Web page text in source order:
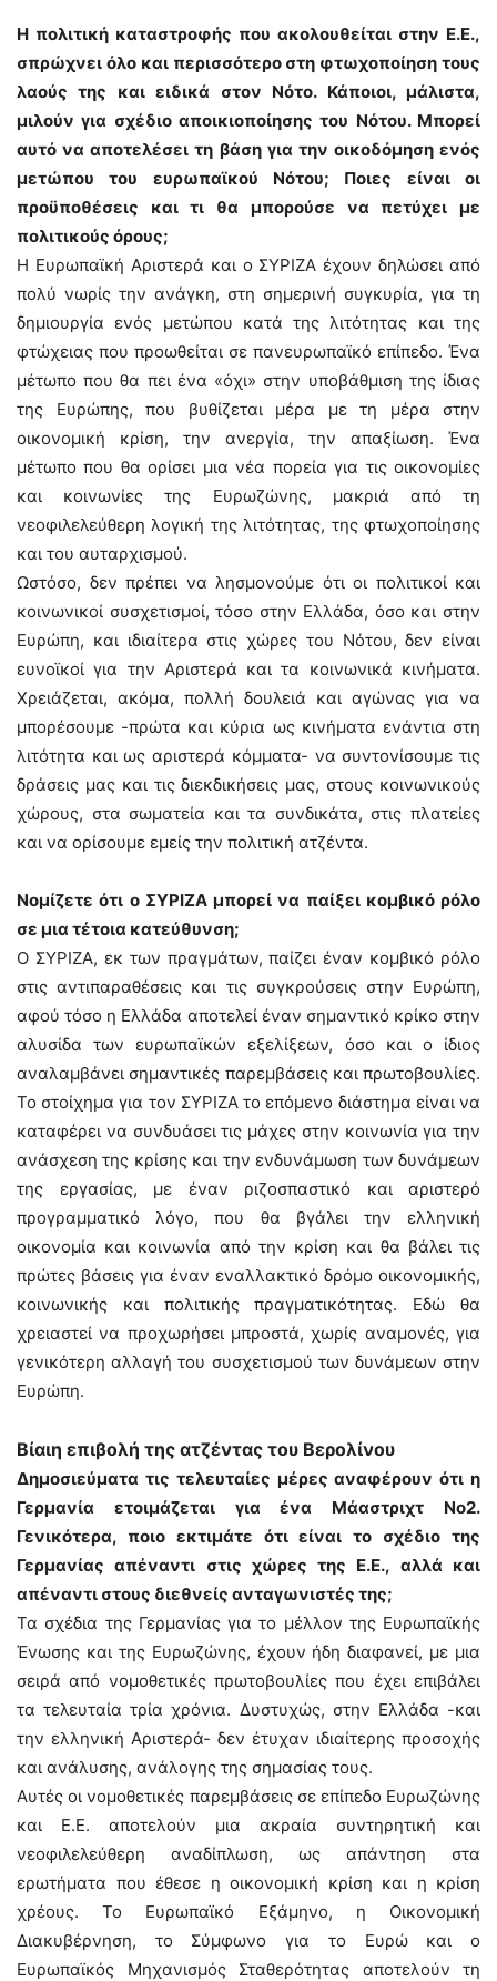
Η πολιτική καταστροφής που ακολουθείται στην Ε.Ε.,
σπρώχνει όλο και περισσότερο στη φτωχοποίηση τους
λαούς της και ειδικά στον Νότο. Κάποιοι, μάλιστα,
μιλούν για σχέδιο αποικιοποίησης του Νότου. Μπορεί
αυτό να αποτελέσει τη βάση για την οικοδόμηση ενός
μετώπου του ευρωπαϊκού Νότου; Ποιες είναι οι
προϋποθέσεις και τι θα μπορούσε να πετύχει με
πολιτικούς όρους;
Η Ευρωπαϊκή Αριστερά και ο ΣΥΡΙΖΑ έχουν δηλώσει από
πολύ νωρίς την ανάγκη, στη σημερινή συγκυρία, για τη
δημιουργία ενός μετώπου κατά της λιτότητας και της
φτώχειας που προωθείται σε πανευρωπαϊκό επίπεδο. Ένα
μέτωπο που θα πει ένα «όχι» στην υποβάθμιση της ίδιας
της Ευρώπης, που βυθίζεται μέρα με τη μέρα στην
οικονομική κρίση, την ανεργία, την απαξίωση. Ένα
μέτωπο που θα ορίσει μια νέα πορεία για τις οικονομίες
και κοινωνίες της Ευρωζώνης, μακριά από τη
νεοφιλελεύθερη λογική της λιτότητας, της φτωχοποίησης
και του αυταρχισμού.
Ωστόσο, δεν πρέπει να λησμονούμε ότι οι πολιτικοί και
κοινωνικοί συσχετισμοί, τόσο στην Ελλάδα, όσο και στην
Ευρώπη, και ιδιαίτερα στις χώρες του Νότου, δεν είναι
ευνοϊκοί για την Αριστερά και τα κοινωνικά κινήματα.
Χρειάζεται, ακόμα, πολλή δουλειά και αγώνας για να
μπορέσουμε -πρώτα και κύρια ως κινήματα ενάντια στη
λιτότητα και ως αριστερά κόμματα- να συντονίσουμε τις
δράσεις μας και τις διεκδικήσεις μας, στους κοινωνικούς
χώρους, στα σωματεία και τα συνδικάτα, στις πλατείες
και να ορίσουμε εμείς την πολιτική ατζέντα.
Νομίζετε ότι ο ΣΥΡΙΖΑ μπορεί να παίξει κομβικό ρόλο
σε μια τέτοια κατεύθυνση;
Ο ΣΥΡΙΖΑ, εκ των πραγμάτων, παίζει έναν κομβικό ρόλο
στις αντιπαραθέσεις και τις συγκρούσεις στην Ευρώπη,
αφού τόσο η Ελλάδα αποτελεί έναν σημαντικό κρίκο στην
αλυσίδα των ευρωπαϊκών εξελίξεων, όσο και ο ίδιος
αναλαμβάνει σημαντικές παρεμβάσεις και πρωτοβουλίες.
Το στοίχημα για τον ΣΥΡΙΖΑ το επόμενο διάστημα είναι να
καταφέρει να συνδυάσει τις μάχες στην κοινωνία για την
ανάσχεση της κρίσης και την ενδυνάμωση των δυνάμεων
της εργασίας, με έναν ριζοσπαστικό και αριστερό
προγραμματικό λόγο, που θα βγάλει την ελληνική
οικονομία και κοινωνία από την κρίση και θα βάλει τις
πρώτες βάσεις για έναν εναλλακτικό δρόμο οικονομικής,
κοινωνικής και πολιτικής πραγματικότητας. Εδώ θα
χρειαστεί να προχωρήσει μπροστά, χωρίς αναμονές, για
γενικότερη αλλαγή του συσχετισμού των δυνάμεων στην
Ευρώπη.
Βίαιη επιβολή της ατζέντας του Βερολίνου
Δημοσιεύματα τις τελευταίες μέρες αναφέρουν ότι η
Γερμανία ετοιμάζεται για ένα Μάαστριχτ Νο2.
Γενικότερα, ποιο εκτιμάτε ότι είναι το σχέδιο της
Γερμανίας απέναντι στις χώρες της Ε.Ε., αλλά και
απέναντι στους διεθνείς ανταγωνιστές της;
Τα σχέδια της Γερμανίας για το μέλλον της Ευρωπαϊκής
Ένωσης και της Ευρωζώνης, έχουν ήδη διαφανεί, με μια
σειρά από νομοθετικές πρωτοβουλίες που έχει επιβάλει
τα τελευταία τρία χρόνια. Δυστυχώς, στην Ελλάδα -και
την ελληνική Αριστερά- δεν έτυχαν ιδιαίτερης προσοχής
και ανάλυσης, ανάλογης της σημασίας τους.
Αυτές οι νομοθετικές παρεμβάσεις σε επίπεδο Ευρωζώνης
και Ε.Ε. αποτελούν μια ακραία συντηρητική και
νεοφιλελεύθερη αναδίπλωση, ως απάντηση στα
ερωτήματα που έθεσε η οικονομική κρίση και η κρίση
χρέους. Το Ευρωπαϊκό Εξάμηνο, η Οικονομική
Διακυβέρνηση, το Σύμφωνο για το Ευρώ και ο
Ευρωπαϊκός Μηχανισμός Σταθερότητας αποτελούν τη